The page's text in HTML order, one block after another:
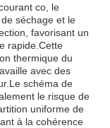
co, le
séchage et le
favorisant un
rapide.Cette
thermique du
avec des
schéma de
le risque de
uniforme de
à la cohérence